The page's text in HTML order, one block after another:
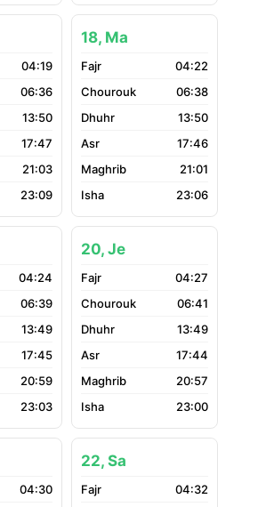
04:19
06:36
13:50
17:47
21:03
23:09
18, Ma
04:22
06:38
13:50
17:46
21:01
23:06
04:24
06:39
13:49
17:45
20:59
23:03
20, Je
04:27
06:41
13:49
17:44
20:57
23:00
04:30
22, Sa
04:32